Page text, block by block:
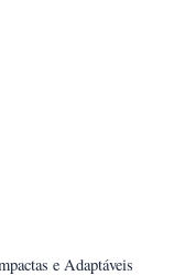
e Adaptáveis